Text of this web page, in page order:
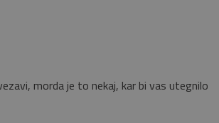
morda je to nekaj, kar bi vas utegnilo